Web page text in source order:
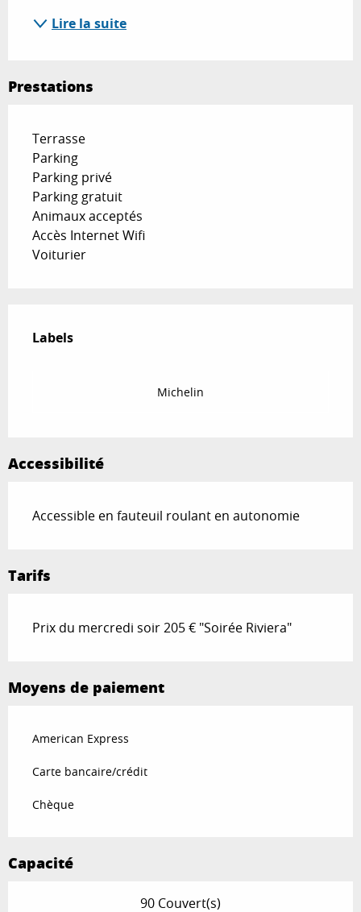
Lire la suite
Prestations
Terrasse
Parking
Parking privé
Parking gratuit
Animaux acceptés
Accès Internet Wifi
Voiturier
Labels
Labels
Michelin
Accessibilité
Accessible en fauteuil roulant en autonomie
Tarifs
Prix du mercredi soir 205 € "Soirée Riviera"
Moyens de paiement
American Express
Carte bancaire/crédit
Chèque
Capacité
90 Couvert(s)